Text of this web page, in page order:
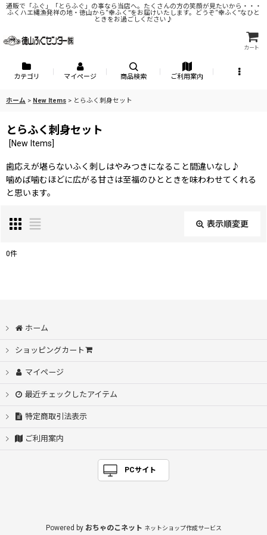
通販で「ふぐ」「とらふぐ」の事なら当店へ。たくさんの方の笑顔が見たいから・・・
ふくハエ縄漁発祥の地・徳山から“幸ふく”をお届けいたします。どうぞ“幸ふく”なひと
ときをお過ごしください♪
カート
カテゴリ マイページ 商品検索 ご利用案内
ホーム > New Items > とらふく刺身セット
とらふく刺身セット
[New Items]
歯応えが堪らないふく刺しはやみつきになること間違いなし♪
噛めば噛むほどに広がる甘さは至福のひとときを味わわせてくれる
と思います。
表示順変更
0件
ホーム
ショッピングカート
マイページ
最近チェックしたアイテム
特定商取引法表示
ご利用案内
PCサイト
Powered by おちゃのこネット ネットショップ作成サービス